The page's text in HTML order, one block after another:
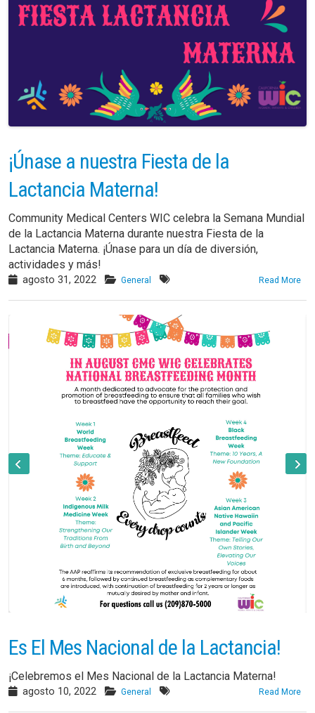
¡Únase a nuestra Fiesta de la
Lactancia Materna!
Community Medical Centers WIC celebra la Semana Mundial
de la Lactancia Materna durante nuestra Fiesta de la
Lactancia Materna. ¡Únase para un día de diversión,
actividades y más!
agosto 31, 2022 General Read More
Es El Mes Nacional de la Lactancia!
¡Celebremos el Mes Nacional de la Lactancia Materna!
agosto 10, 2022 General Read More